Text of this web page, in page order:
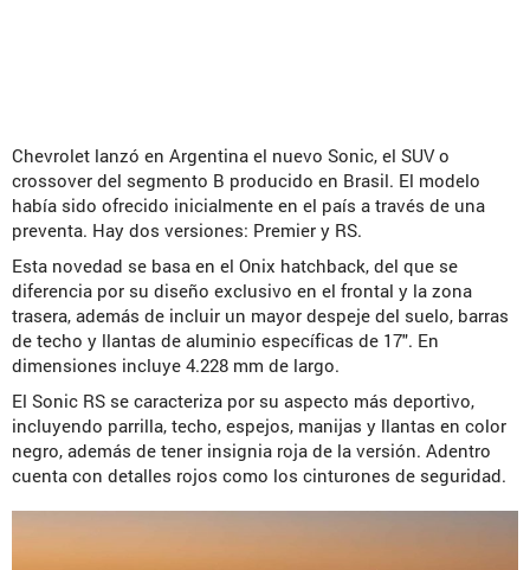
Chevrolet lanzó en Argentina el nuevo Sonic, el SUV o
crossover del segmento B producido en Brasil. El modelo
había sido ofrecido inicialmente en el país a través de una
preventa. Hay dos versiones: Premier y RS.
Esta novedad se basa en el Onix hatchback, del que se
diferencia por su diseño exclusivo en el frontal y la zona
trasera, además de incluir un mayor despeje del suelo, barras
de techo y llantas de aluminio específicas de 17″. En
dimensiones incluye 4.228 mm de largo.
El Sonic RS se caracteriza por su aspecto más deportivo,
incluyendo parrilla, techo, espejos, manijas y llantas en color
negro, además de tener insignia roja de la versión. Adentro
cuenta con detalles rojos como los cinturones de seguridad.